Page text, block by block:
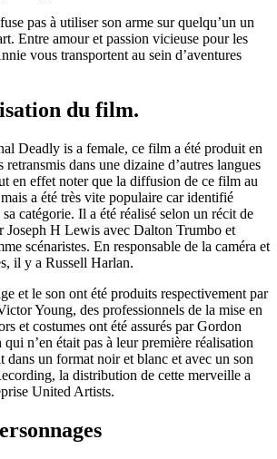
pas à utiliser son arme sur quelqu’un un
Entre amour et passion vicieuse pour les
vous transportent au sein d’aventures
du film.
Deadly is a female, ce film a été produit en
dans une dizaine d’autres langues
en effet noter que la diffusion de ce film au
a été très vite populaire car identifié
catégorie. Il a été réalisé selon un récit de
H Lewis avec Dalton Trumbo et
scénaristes. En responsable de la caméra et
il y a Russell Harlan.
et le son ont été produits respectivement par
Young, des professionnels de la mise en
et costumes ont été assurés par Gordon
n’en était pas à leur première réalisation
dans un format noir et blanc et avec un son
la distribution de cette merveille a
United Artists.